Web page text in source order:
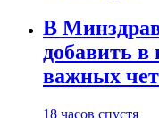
В
добавить в
важных
18 часов спустя